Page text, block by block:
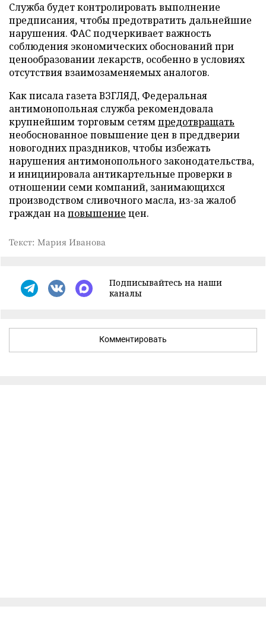
Служба будет контролировать выполнение
предписания, чтобы предотвратить дальнейшие
нарушения. ФАС подчеркивает важность
соблюдения экономических обоснований при
ценообразовании лекарств, особенно в условиях
отсутствия взаимозаменяемых аналогов.
Как писала газета ВЗГЛЯД, Федеральная
антимонопольная служба рекомендовала
крупнейшим торговым сетямпредотвращать
необоснованное повышение цен в преддверии
новогодних праздников, чтобы избежать
нарушения антимонопольного законодательства,
и инициировала антикартельные проверки в
отношении семи компаний, занимающихся
производством сливочного масла, из-за жалоб
граждан наповышение цен.
Текст: Мария Иванова
Подписывайтесь на наши
каналы
Комментировать